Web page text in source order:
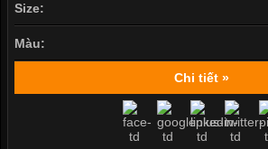
Size:
Màu:
Chi tiết »